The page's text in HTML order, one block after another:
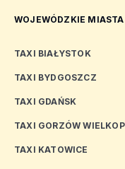
WOJEWÓDZKIE MIASTA
TAXI BIAŁYSTOK
TAXI BYDGOSZCZ
TAXI GDAŃSK
TAXI GORZÓW
TAXI KATOWICE